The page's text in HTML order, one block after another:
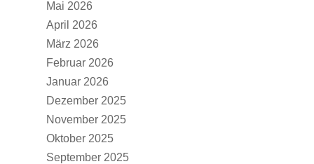
Mai 2026
April 2026
März 2026
Februar 2026
Januar 2026
Dezember 2025
November 2025
Oktober 2025
September 2025